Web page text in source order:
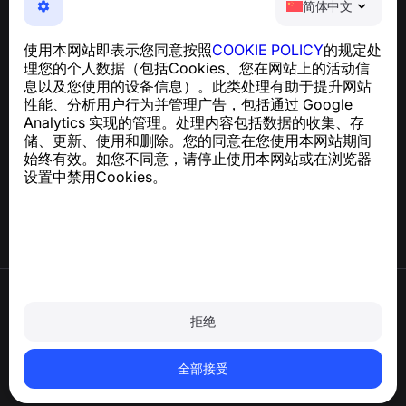
简体中文
使用本网站即表示您同意按照COOKIE POLICY的规定处
理您的个人数据（包括Cookies、您在网站上的活动信
息以及您使用的设备信息）。此类处理有助于提升网站
性能、分析用户行为并管理广告，包括通过 Google
Analytics 实现的管理。处理内容包括数据的收集、存
储、更新、使用和删除。您的同意在您使用本网站期间
始终有效。如您不同意，请停止使用本网站或在浏览器
设置中禁用Cookies。
拒绝
全部接受
NumBuster © 2013—2026 ·
support@numbuster.com
和骚扰短信的侵害
关于 GDPR 合规的咨询：support@numbuster.com
帮助中心
新闻与文章
关于项目
联系方式
删除账户和个人数据